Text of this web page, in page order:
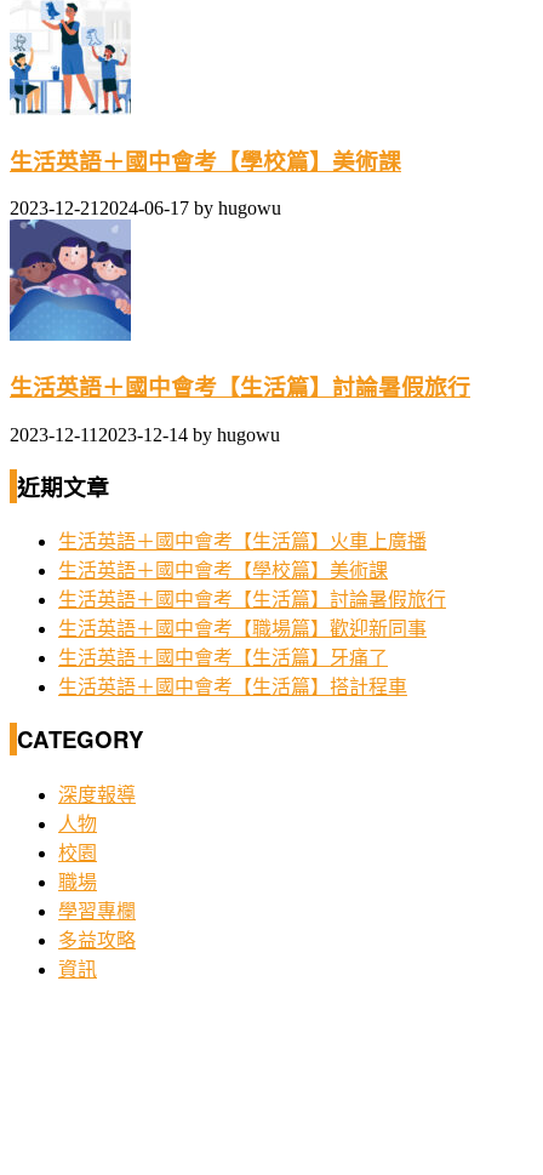
生活英語＋國中會考【學校篇】美術課
2023-12-212024-06-17 by hugowu
生活英語＋國中會考【生活篇】討論暑假旅行
2023-12-11 2023-12-14 by hugowu
近期文章
生活英語＋國中會考【生活篇】火車上廣播
生活英語＋國中會考【學校篇】美術課
生活英語＋國中會考【生活篇】討論暑假旅行
生活英語＋國中會考【職場篇】歡迎新同事
生活英語＋國中會考【生活篇】牙痛了
生活英語＋國中會考【生活篇】搭計程車
CATEGORY
深度報導
人物
校園
職場
學習專欄
多益攻略
資訊